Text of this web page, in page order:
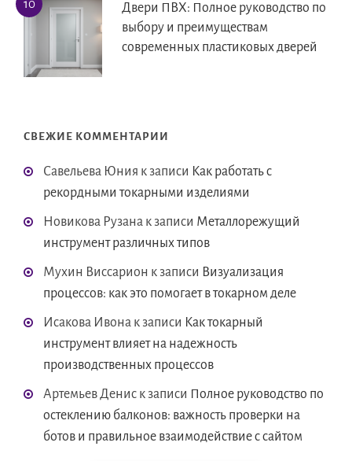
Двери ПВХ: Полное руководство по
выбору и преимуществам
современных пластиковых дверей
СВЕЖИЕ КОММЕНТАРИИ
Савельева Юния к записи Как работать с
рекордными токарными изделиями
Новикова Рузана к записи Металлорежущий
инструмент различных типов
Мухин Виссарион к записи Визуализация
процессов: как это помогает в токарном деле
Исакова Ивона к записи Как токарный
инструмент влияет на надежность
производственных процессов
Артемьев Денис к записи Полное руководство по
остеклению балконов: важность проверки на
ботов и правильное взаимодействие с сайтом